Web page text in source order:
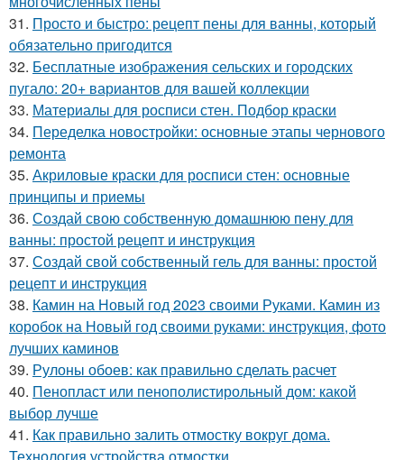
31. Просто и быстро: рецепт пены для ванны, который
обязательно пригодится
32. Бесплатные изображения сельских и городских
пугало: 20+ вариантов для вашей коллекции
33. Материалы для росписи стен. Подбор краски
34. Переделка новостройки: основные этапы чернового
ремонта
35. Акриловые краски для росписи стен: основные
принципы и приемы
36. Создай свою собственную домашнюю пену для
ванны: простой рецепт и инструкция
37. Создай свой собственный гель для ванны: простой
рецепт и инструкция
38. Камин на Новый год 2023 своими Руками. Камин из
коробок на Новый год своими руками: инструкция, фото
лучших каминов
39. Рулоны обоев: как правильно сделать расчет
40. Пенопласт или пенополистирольный дом: какой
выбор лучше
41. Как правильно залить отмостку вокруг дома.
Технология устройства отмостки